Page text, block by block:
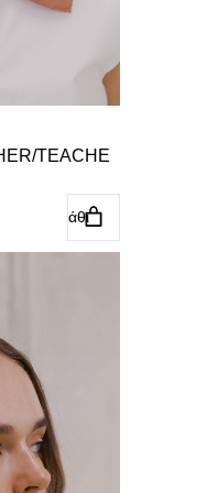
TEACHE
στο καλάθι